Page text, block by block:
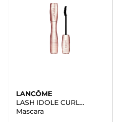
LANCÔME
LASH IDOLE CURL
GODDESS
Mascara